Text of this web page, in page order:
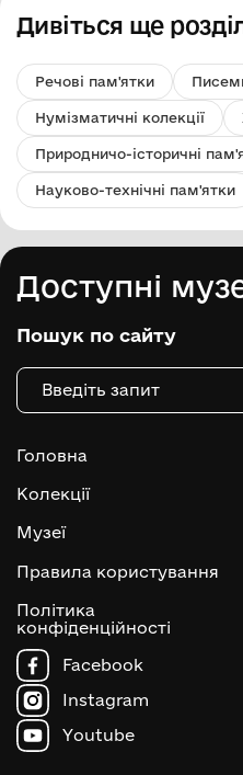
Дивіться ще
Речові пам'ятки
Нумізматичні колекції
Природничо-історичні
Науково-технічні пам'ятки
Доступні
Пошук по сайту
Головна
Колекції
Музеї
Правила користування
Політика
конфіденційності
Facebook
Instagram
Youtube